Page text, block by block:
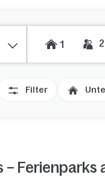
1 2
Filter
– Ferienparks